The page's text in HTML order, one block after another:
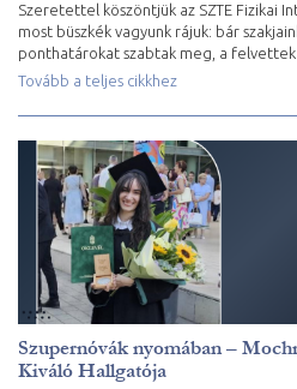
Szeretettel köszöntjük az SZTE Fizikai
most büszkék vagyunk rájuk: bár
ponthatárokat szabtak meg, a
Tovább a teljes cikkhez
Szupernóvák nyomában –
Kiváló Hallgatója